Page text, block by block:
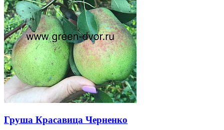
Груша Красавица Черненко